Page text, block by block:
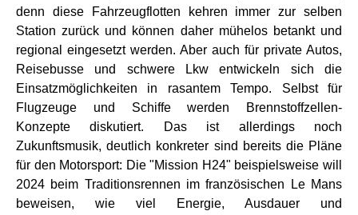
denn diese Fahrzeugflotten kehren immer zur selben
Station zurück und können daher mühelos betankt und
regional eingesetzt werden. Aber auch für private Autos,
Reisebusse und schwere Lkw entwickeln sich die
Einsatzmöglichkeiten in rasantem Tempo. Selbst für
Flugzeuge und Schiffe werden Brennstoffzellen-
Konzepte diskutiert. Das ist allerdings noch
Zukunftsmusik, deutlich konkreter sind bereits die Pläne
für den Motorsport: Die "Mission H24" beispielsweise will
2024 beim Traditionsrennen im französischen Le Mans
beweisen, wie viel Energie, Ausdauer und